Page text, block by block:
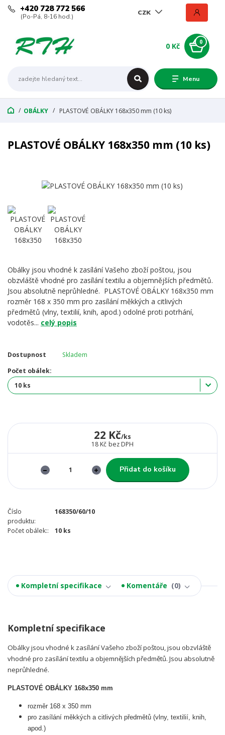
Menu
CZK
+420 728 772 566
(Po-Pá, 8-16 hod.)
0
0 Kč
OBÁLKY PLASTOVÉ OBÁLKY 168x350 mm (10 ks)
PLASTOVÉ OBÁLKY 168x350 mm (10 ks)
Obálky jsou vhodné k zasílání Vašeho zboží poštou, jsou
obzvláště vhodné pro zasílání textilu a objemnějších předmětů.
Jsou absolutně neprůhledné. PLASTOVÉ OBÁLKY 168x350 mm
rozměr 168 x 350 mm pro zasílání měkkých a citlivých
předmětů (vlny, textilií, knih, apod.) odolné proti potrhání,
vodotěs... celý popis
Dostupnost
Skladem
Počet obálek:
22 Kč/ks
18 Kč bez DPH
Přidat do košíku
Číslo
produktu:
168350/60/10
Počet obálek:: 10 ks
Kompletní specifikace Komentáře 0
Kompletní specifikace
Obálky jsou vhodné k zasílání Vašeho zboží poštou, jsou obzvláště
vhodné pro zasílání textilu a objemnějších předmětů. Jsou absolutně
neprůhledné.
PLASTOVÉ OBÁLKY 168x350 mm
rozměr 168 x 350 mm
pro zasílání měkkých a citlivých předmětů (vlny, textilií, knih,
apod.)